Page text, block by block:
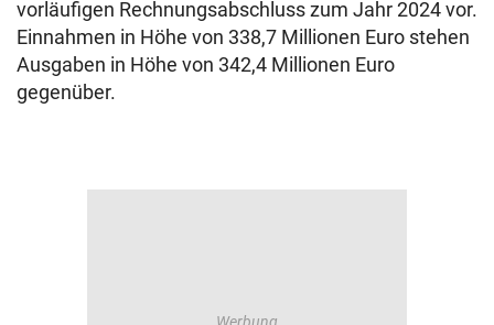
vorläufigen Rechnungsabschluss zum Jahr 2024 vor.
Einnahmen in Höhe von 338,7 Millionen Euro stehen
Ausgaben in Höhe von 342,4 Millionen Euro
gegenüber.